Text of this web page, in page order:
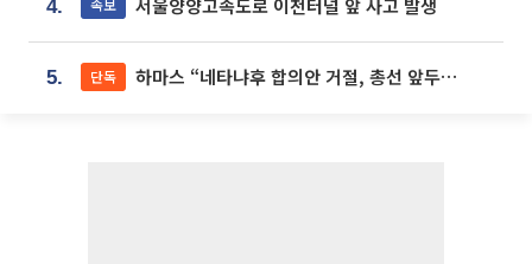
4. 속보 서울양양고속도로 이천터널 앞 사고 발생
5. 단독 하마스 “네타냐후 합의안 거절, 총선 앞두고 시간 끌기”